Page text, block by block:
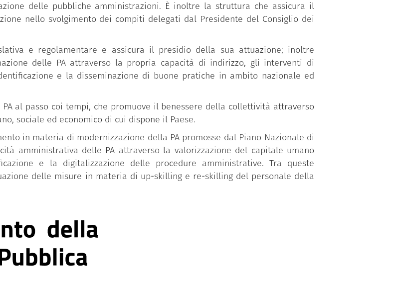
delle pubbliche amministrazioni. È inoltre la struttura che assicura il
nello svolgimento dei compiti delegati dal Presidente del Consiglio dei
e regolamentare e assicura il presidio della sua attuazione; inoltre
delle PA attraverso la propria capacità di indirizzo, gli interventi di
e la disseminazione di buone pratiche in ambito nazionale ed
al passo coi tempi, che promuove il benessere della collettività attraverso
sociale ed economico di cui dispone il Paese.
in materia di modernizzazione della PA promosse dal Piano Nazionale di
amministrativa delle PA attraverso la valorizzazione del capitale umano
e la digitalizzazione delle procedure amministrative. Tra queste
delle misure in materia di up-skilling e re-skilling del personale della